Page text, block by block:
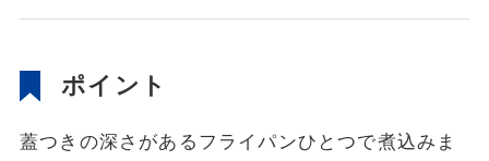
ポイント
蓋つきの深さがあるフライパンひとつで煮込みま